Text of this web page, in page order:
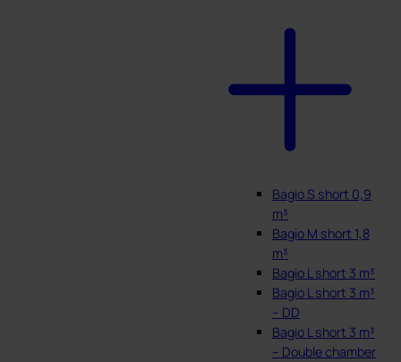
Bagio S short 0,9
m³
Bagio M short 1,8
m³
Bagio L short 3 m³
Bagio L short 3 m³
– DD
Bagio L short 3 m³
– Double chamber